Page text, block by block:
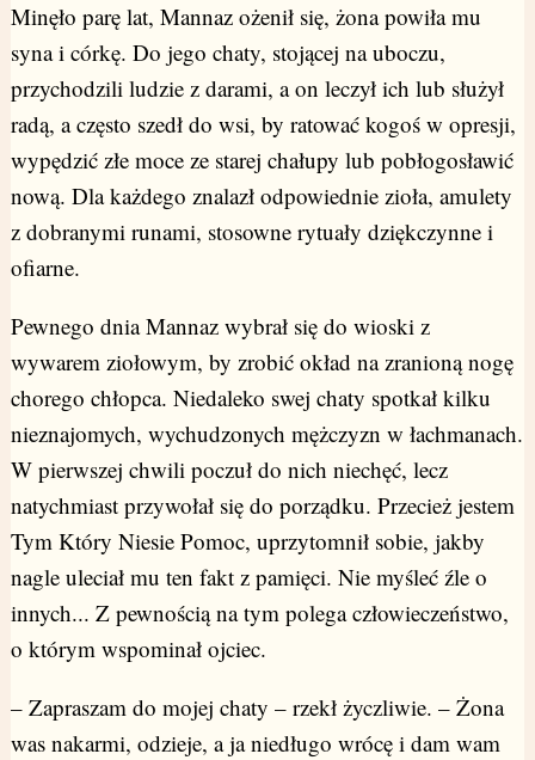
Minęło parę lat, Mannaz ożenił się, żona powiła mu
syna i córkę. Do jego chaty, stojącej na uboczu,
przychodzili ludzie z darami, a on leczył ich lub służył
radą, a często szedł do wsi, by ratować kogoś w opresji,
wypędzić złe moce ze starej chałupy lub pobłogosławić
nową. Dla każdego znalazł odpowiednie zioła, amulety
z dobranymi runami, stosowne rytuały dziękczynne i
ofiarne.
Pewnego dnia Mannaz wybrał się do wioski z
wywarem ziołowym, by zrobić okład na zranioną nogę
chorego chłopca. Niedaleko swej chaty spotkał kilku
nieznajomych, wychudzonych mężczyzn w łachmanach.
W pierwszej chwili poczuł do nich niechęć, lecz
natychmiast przywołał się do porządku. Przecież jestem
Tym Który Niesie Pomoc, uprzytomnił sobie, jakby
nagle uleciał mu ten fakt z pamięci. Nie myśleć źle o
innych... Z pewnością na tym polega człowieczeństwo,
o którym wspominał ojciec.
– Zapraszam do mojej chaty – rzekł życzliwie. – Żona
was nakarmi, odzieje, a ja niedługo wrócę i dam wam